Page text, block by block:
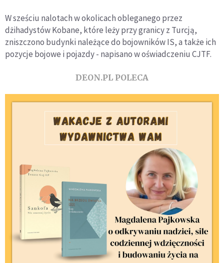
W sześciu nalotach w okolicach obleganego przez
dżihadystów Kobane, które leży przy granicy z Turcją,
zniszczono budynki należące do bojowników IS, a także ich
pozycje bojowe i pojazdy - napisano w oświadczeniu CJTF.
DEON.PL POLECA